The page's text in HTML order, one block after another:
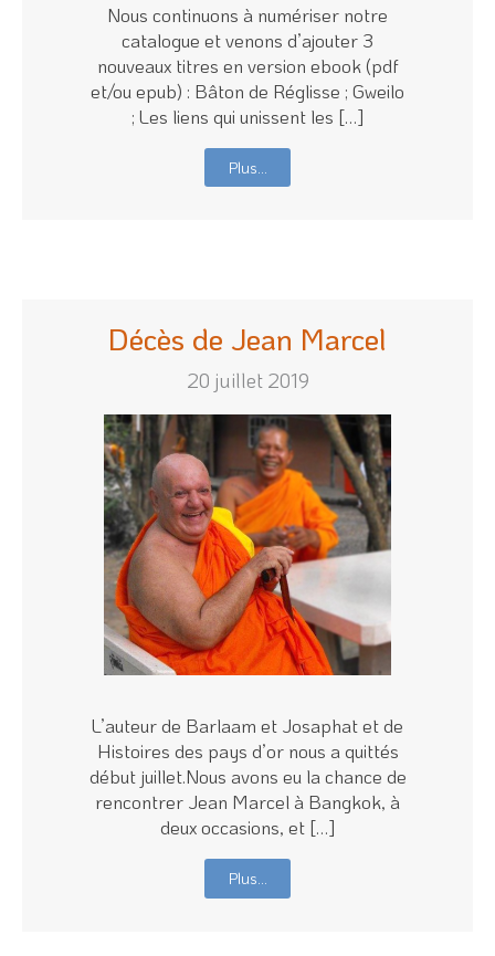
Nous continuons à numériser notre
catalogue et venons d’ajouter 3
nouveaux titres en version ebook (pdf
et/ou epub) : Bâton de Réglisse ; Gweilo
; Les liens qui unissent les […]
Plus…
Décès de Jean Marcel
20 juillet 2019
L’auteur de Barlaam et Josaphat et de
Histoires des pays d’or nous a quittés
début juillet.Nous avons eu la chance de
rencontrer Jean Marcel à Bangkok, à
deux occasions, et […]
Plus…